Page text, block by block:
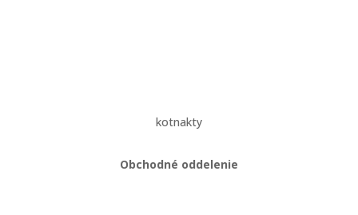
kotnakty
Obchodné oddelenie